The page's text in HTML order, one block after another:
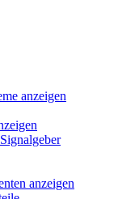
anzeigen
anzeigen